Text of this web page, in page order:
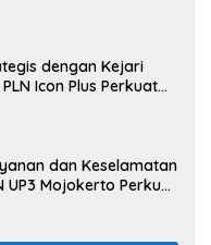
dengan Kejari
Icon Plus Perkuat
dan Keselamatan
UP3 Mojokerto Perkuat